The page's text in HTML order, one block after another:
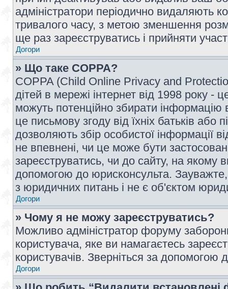
адміністратори періодично видаляють
тривалого часу, з метою зменшення
ще раз зареєструватись і прийняти
Догори
» Що таке COPPA?
COPPA (Child Online Privacy and
дітей в мережі інтернет від 1998 року -
можуть потенційно збирати інформацію
це письмову згоду від їхніх батьків або
дозволяють збір особистої інформації
не впевнені, чи це може бути
зареєструватись, чи до сайту, на якому
допомогою до юрисконсульта.
з юридичних питань і не є об'єктом
Догори
» Чому я не можу зареєструватись?
Можливо адміністратор форуму
користувача, яке ви намагаєтесь
користувачів. Зверніться за допомогою
Догори